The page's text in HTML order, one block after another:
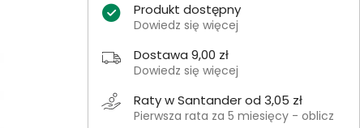
Produkt dostępny
Dowiedz się więcej
Dostawa 9,00 zł
Dowiedz się więcej
Raty w Santander od 3,05 zł
Pierwsza rata za 5 miesięcy - oblicz